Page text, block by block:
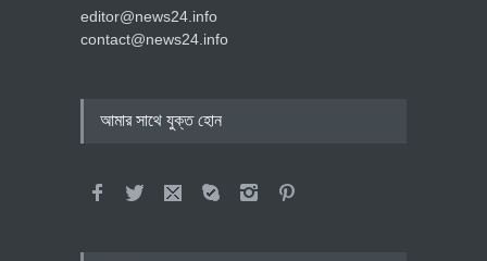
editor@news24.info
contact@news24.info
আমার সাথে যুক্ত হোন